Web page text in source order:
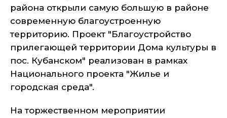
района открыли самую большую в районе
современную благоустроенную
территорию. Проект "Благоустройство
прилегающей территории Дома культуры в
пос. Кубанском" реализован в рамках
Национального проекта "Жилье и
городская среда".
На торжественном мероприятии